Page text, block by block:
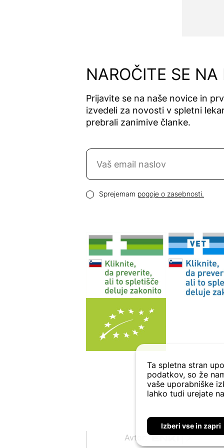
Alkaloid
Allergika
Allergodil
Almapharm
Alter
AnaMel
Antiartrozin
Antinol
AnxioFREE
Apomedica
Aptamil
Aqtivo
Sport
AquaUltra
Aspumex
NAROČITE SE NA
Prijavite se na naše novice in
izvedeli za novosti v spletni
prebrali zanimive članke.
Naročite se na novice
Pogoji zasebnosti
Sprejemam pogoje o zasebnosti.
Avtor:
Ta spletna stran
podatkov, so že
vaše uporabniške
lahko tudi urejate
Izberi vse in zapri